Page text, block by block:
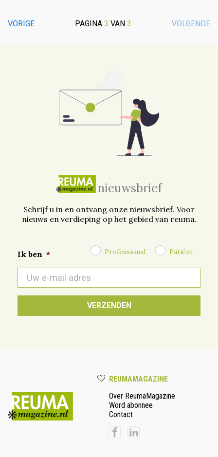
VORIGE PAGINA 3 VAN 3 VOLGENDE
nieuwsbrief
Schrijf u in en ontvang onze nieuwsbrief. Voor
nieuws en verdieping op het gebied van reuma.
Ik ben * Professional Patiënt
mail
*
REUMAMAGAZINE
Over ReumaMagazine
Word abonnee
Contact